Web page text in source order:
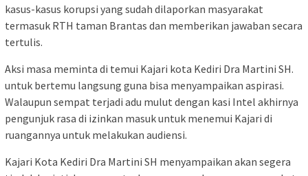
kasus-kasus korupsi yang sudah dilaporkan masyarakat
termasuk RTH taman Brantas dan memberikan jawaban secara
tertulis.
Aksi masa meminta di temui Kajari kota Kediri Dra Martini SH.
untuk bertemu langsung guna bisa menyampaikan aspirasi.
Walaupun sempat terjadi adu mulut dengan kasi Intel akhirnya
pengunjuk rasa di izinkan masuk untuk menemui Kajari di
ruangannya untuk melakukan audiensi.
Kajari Kota Kediri Dra Martini SH menyampaikan akan segera